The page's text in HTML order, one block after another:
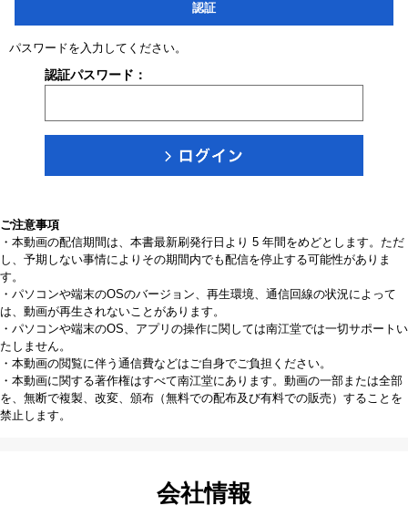
認証
パスワードを入力してください。
認証パスワード：
ご注意事項
・本動画の配信期間は、本書最新刷発行日より 5 年間をめどとします。ただ
し、予期しない事情によりその期間内でも配信を停止する可能性がありま
す。
・パソコンや端末のOSのバージョン、再生環境、通信回線の状況によって
は、動画が再生されないことがあります。
・パソコンや端末のOS、アプリの操作に関しては南江堂では一切サポートい
たしません。
・本動画の閲覧に伴う通信費などはご自身でご負担ください。
・本動画に関する著作権はすべて南江堂にあります。動画の一部または全部
を、無断で複製、改変、頒布（無料での配布及び有料での販売）することを
禁止します。
会社情報